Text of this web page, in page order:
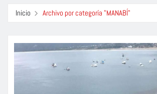
Inicio Archivo por categoría "MANABÍ"